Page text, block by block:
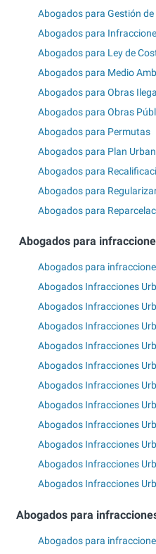
Abogados para Gestión de
Abogados para
Abogados para Ley de
Abogados para Medio
Abogados para Obras
Abogados para Obras
Abogados para Permutas
Abogados para Plan
Abogados para
Abogados para
Abogados para
Abogados para
Abogados para
Abogados Infracciones
Abogados Infracciones
Abogados Infracciones
Abogados Infracciones
Abogados Infracciones
Abogados Infracciones
Abogados Infracciones
Abogados Infracciones
Abogados Infracciones
Abogados Infracciones
Abogados Infracciones
Abogados para
Abogados para